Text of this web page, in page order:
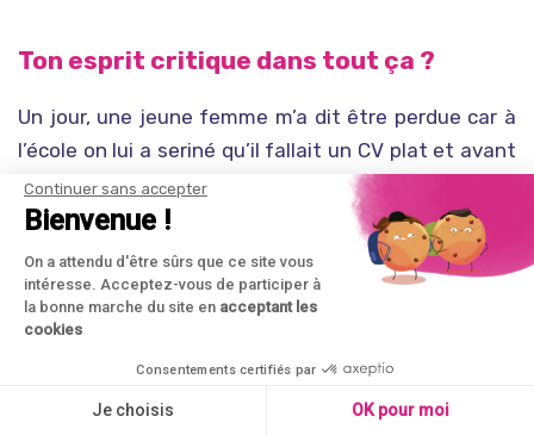
Continuer sans accepter
Bienvenue !
On a attendu d'être sûrs que ce site vous
intéresse. Acceptez-vous de participer à
la bonne marche du site en acceptant les
cookies
Consentements certifiés par
Je choisis OK pour moi
Ton esprit critique dans tout ça ?
Un jour, une jeune femme m’a dit être perdue car à
l’école on lui a seriné qu’il fallait un CV plat et avant
tout détaillé et pas forcément y mettre sa
personnalité. Le personnaliser n’était pas important
voire même déconseillé, car selon sa prof, on recrute
des personnes pas des foufous.
Voir article sur notre blog que chaque entreprise ne